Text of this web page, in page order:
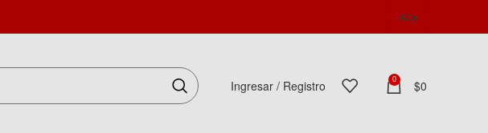
FAQs
Ingresar / Registro 0 $0